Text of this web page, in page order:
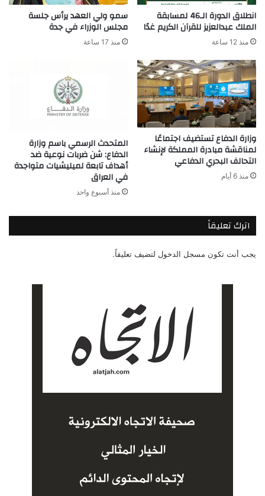
انطلاق الدورة الـ46 لمسابقة
الملك عبدالعزيز للقرآن الكريم غدًا
منذ 12 ساعة
سمو ولي العهد يرأس جلسة
مجلس الوزراء في جدة
منذ 17 ساعة
وزارة الدفاع تستضيف اجتماعًا
لمناقشة مبادرة المملكة لإنشاء
التحالف البحري الدفاعي
منذ 6 أيام
المتحدث الرسمي باسم وزارة
الدفاع: شن ضربات نوعية ضد
أهداف تابعة لميليشيات متواجدة
في العراق
منذ أسبوع واحد
اترك تعليقاً
يجب أنت تكون مسجل الدخول لتضيف تعليقاً.